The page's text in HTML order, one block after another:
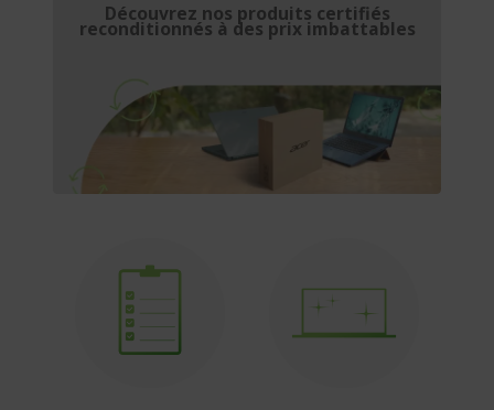
Découvrez nos produits certifiés
reconditionnés à des prix imbattables